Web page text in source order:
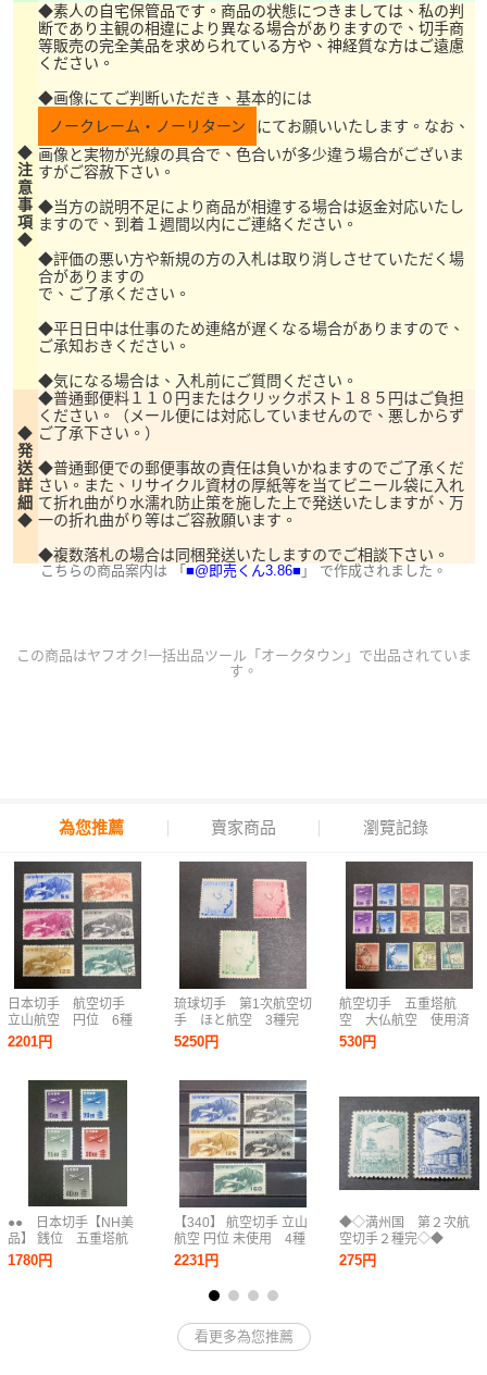
◆
注
意
事
項
◆
◆素人の自宅保管品です。商品の状態につきましては、私の判
断であり主観の相違により異なる場合がありますので、切手商
等販売の完全美品を求められている方や、神経質な方はご遠慮
ください。
◆画像にてご判断いただき、基本的には
ノークレーム・ノーリターン
にてお願いいたします。なお、
画像と実物が光線の具合で、色合いが多少違う場合がございま
すがご容赦下さい。
◆当方の説明不足により商品が相違する場合は返金対応いたし
ますので、到着１週間以内にご連絡ください。
◆評価の悪い方や新規の方の入札は取り消しさせていただく場
合がありますの
で、ご了承ください。
◆平日日中は仕事のため連絡が遅くなる場合がありますので、
ご承知おきください。
◆気になる場合は、入札前にご質問ください。
◆
発
送
詳
細
◆
◆普通郵便料１１０円またはクリックポスト１８５円はご負担
ください。（メール便には対応していませんので、悪しからず
ご了承下さい。）
◆普通郵便での郵便事故の責任は負いかねますのでご了承くだ
さい。また、リサイクル資材の厚紙等を当てビニール袋に入れ
て折れ曲がり水濡れ防止策を施した上で発送いたしますが、万
一の折れ曲がり等はご容赦願います。
◆複数落札の場合は同梱発送いたしますのでご相談下さい。
こちらの商品案内は 「 ■@即売くん3.86■ 」 で作成されました。
この商品はヤフオク!一括出品ツール「オークタウン」 で出品されていま
す。
為您推薦 賣家商品 瀏覽記錄
日本切手 航空切手
立山航空 円位 6種
完 1952.7.1発行 使
用済み
2201円
●● 日本切手【NH美
品】 銭位 五重塔航
空 航空切手 ５種揃
え ●●
1780円
琉球切手 第1次航空切
手 ほと航空 3種完
未使用 糊有り
1950.2.15発行
5250円
【340】 航空切手 立山
航空 円位 未使用 4種
55円/85円/125円/160
円 糊有り NH 5枚
2231円
航空切手 五重塔航
空 大仏航空 使用済
み まとめ売り
530円
◆◇満州国 第２次航
空切手２種完◇◆
275円
看更多為您推薦